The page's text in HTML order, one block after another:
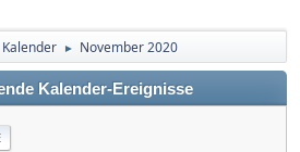
Kalender ► November 2020
Kalender-Ereignisse